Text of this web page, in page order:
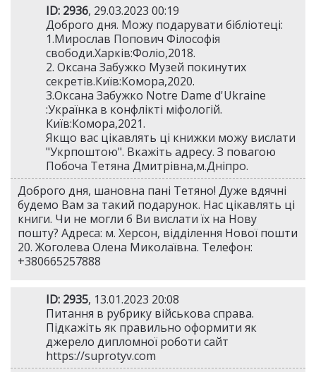
ID: 2936, 29.03.2023 00:19
Доброго дня. Можу подарувати бібліотеці:
1.Мирослав Попович Філософія
свободи.Харків:Фоліо,2018.
2. Оксана Забужко Музей покинутих
секретів.Київ:Комора,2020.
3.Оксана Забужко Notre Dame d'Ukraine
:Українка в конфлікті міфологій.
Київ:Комора,2021.
Якщо вас цікавлять ці книжки можу вислати
"Укрпоштою". Вкажіть адресу. З повагою
Побоча Тетяна Дмитрівна,м.Дніпро.
Доброго дня, шановна пані Тетяно! Дуже вдячні
будемо Вам за такий подарунок. Нас цікавлять ці
книги. Чи не могли б Ви вислати їх на Нову
пошту? Адреса: м. Херсон, відділення Нової пошти
20. Жоголева Олена Миколаївна. Телефон:
+380665257888
ID: 2935, 13.01.2023 20:08
Питання в рубрику військова справа.
Підкажіть як правильно оформити як
джерело дипломної роботи сайт
https://suprotyv.com